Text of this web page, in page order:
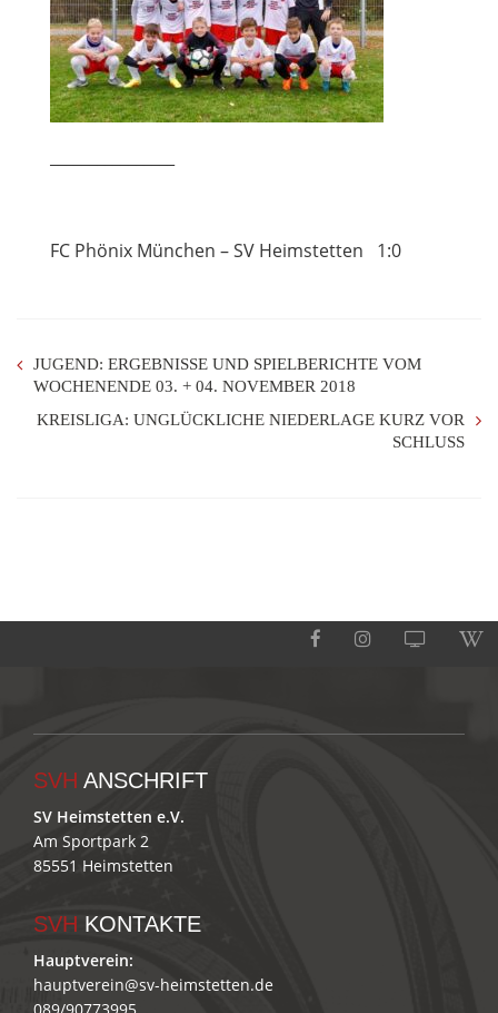
FC Phönix München – SV Heimstetten 1:0
JUGEND: ERGEBNISSE UND SPIELBERICHTE VOM
WOCHENENDE 03. + 04. NOVEMBER 2018
KREISLIGA: UNGLÜCKLICHE NIEDERLAGE KURZ VOR
SCHLUSS
SVH ANSCHRIFT
SV Heimstetten e.V.
Am Sportpark 2
85551 Heimstetten
SVH KONTAKTE
Hauptverein:
hauptverein@sv-heimstetten.de